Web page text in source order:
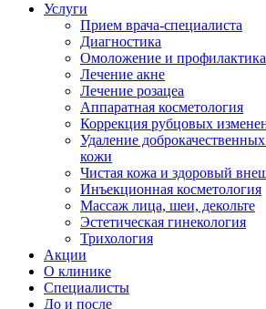
Услуги
Прием врача-специалиста
Диагностика
Омоложение и профилактика
Лечение акне
Лечение розацеа
Аппаратная косметология
Коррекция рубцовых
Удаление
кожи
Чистая кожа и здоровый
Инъекционная косметология
Массаж лица, шеи, декольте
Эстетическая гинекология
Трихология
Акции
О клинике
Специалисты
До и после